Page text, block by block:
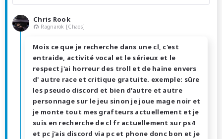
Chris Rook
Ragnarok [Chaos]
Mois ce que je recherche dans une cl, c'est
entraide, activité vocal et le sérieux et le
respect j'ai horreur des troll et de haine envers
d' autre race et critique gratuite. exemple: sûre
les pseudo discord et bien d'autre et autre
personnage sur le jeu sinon je joue mage noir et
je monte tout mes grafteurs actuellement et je
suis en recherche de cl fr actuellement sur ps4
et pc j'ais discord via pc et phone donc bon et je